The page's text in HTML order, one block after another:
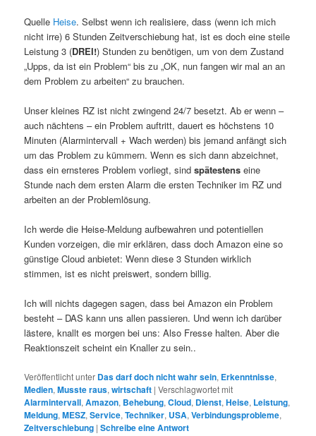
Quelle Heise. Selbst wenn ich realisiere, dass (wenn ich mich
nicht irre) 6 Stunden Zeitverschiebung hat, ist es doch eine steile
Leistung 3 (DREI!) Stunden zu benötigen, um von dem Zustand
„Upps, da ist ein Problem“ bis zu „OK, nun fangen wir mal an an
dem Problem zu arbeiten“ zu brauchen.
Unser kleines RZ ist nicht zwingend 24/7 besetzt. Ab er wenn –
auch nächtens – ein Problem auftritt, dauert es höchstens 10
Minuten (Alarmintervall + Wach werden) bis jemand anfängt sich
um das Problem zu kümmern. Wenn es sich dann abzeichnet,
dass ein ernsteres Problem vorliegt, sindspätestens eine
Stunde nach dem ersten Alarm die ersten Techniker im RZ und
arbeiten an der Problemlösung.
Ich werde die Heise-Meldung aufbewahren und potentiellen
Kunden vorzeigen, die mir erklären, dass doch Amazon eine so
günstige Cloud anbietet: Wenn diese 3 Stunden wirklich
stimmen, ist es nicht preiswert, sondern billig.
Ich will nichts dagegen sagen, dass bei Amazon ein Problem
besteht – DAS kann uns allen passieren. Und wenn ich darüber
lästere, knallt es morgen bei uns: Also Fresse halten. Aber die
Reaktionszeit scheint ein Knaller zu sein..
Veröffentlicht unter Das darf doch nicht wahr sein, Erkenntnisse,
Medien,Musste raus,wirtschaft |Verschlagwortet mit
Alarmintervall,Amazon, Behebung,Cloud, Dienst,Heise, Leistung,
Meldung,MESZ,Service,Techniker, USA,Verbindungsprobleme,
Zeitverschiebung |Schreibe eine Antwort